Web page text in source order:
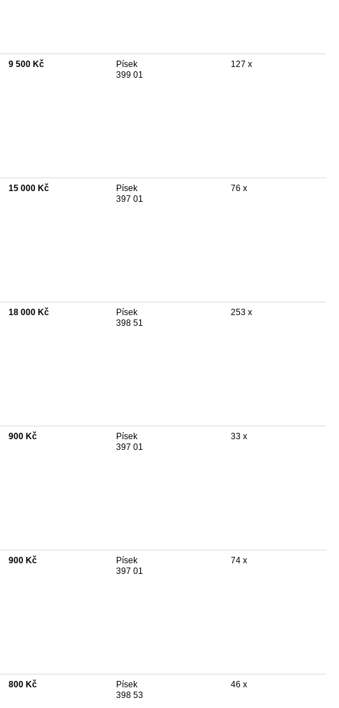
9 500 Kč
Písek
399 01
127 x
15 000 Kč
Písek
397 01
76 x
18 000 Kč
Písek
398 51
253 x
900 Kč
Písek
397 01
33 x
900 Kč
Písek
397 01
74 x
800 Kč
Písek
398 53
46 x